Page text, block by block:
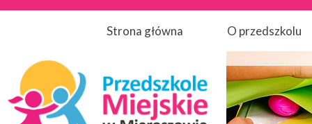
Strona główna O przedszkolu